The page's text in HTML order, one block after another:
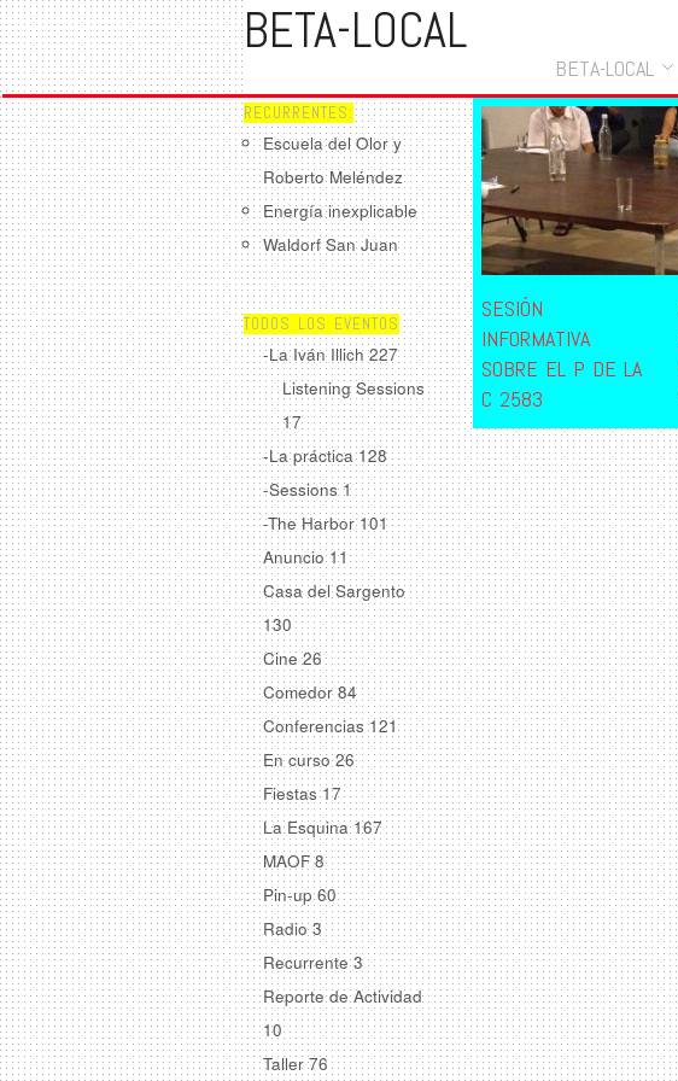
BETA-LOCAL
BETA-LOCAL
RECURRENTES:
Escuela del Olor y
Roberto Meléndez
Energía inexplicable
Waldorf San Juan
TODOS LOS EVENTOS
-La Iván Illich227
Listening Sessions
17
-La práctica128
-Sessions 1
-The Harbor101
Anuncio11
Casa del Sargento
130
Cine26
Comedor 84
Conferencias121
En curso26
Fiestas17
La Esquina167
MAOF8
Pin-up60
Radio3
Recurrente3
Reporte de Actividad
10
Taller76
SESIÓN
INFORMATIVA
SOBRE EL P DE LA
C 2583